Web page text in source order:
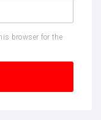
browser for the